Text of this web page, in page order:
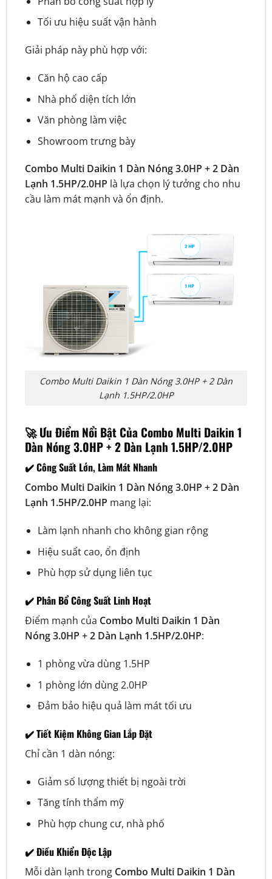
Tối ưu hiệu suất vận hành
Giải pháp này phù hợp với:
Căn hộ cao cấp
Nhà phố diện tích lớn
Văn phòng làm việc
Showroom trưng bày
Combo Multi Daikin 1 Dàn Nóng 3.0HP + 2 Dàn
Lạnh 1.5HP/2.0HP là lựa chọn lý tưởng cho nhu
cầu làm mát mạnh và ổn định.
Combo Multi Daikin 1 Dàn Nóng 3.0HP + 2 Dàn
Lạnh 1.5HP/2.0HP
🚀 Ưu Điểm Nổi Bật Của Combo Multi Daikin 1
Dàn Nóng 3.0HP + 2 Dàn Lạnh 1.5HP/2.0HP
✔️ Công Suất Lớn, Làm Mát Nhanh
Combo Multi Daikin 1 Dàn Nóng 3.0HP + 2 Dàn
Lạnh 1.5HP/2.0HP mang lại:
Làm lạnh nhanh cho không gian rộng
Hiệu suất cao, ổn định
Phù hợp sử dụng liên tục
✔️ Phân Bổ Công Suất Linh Hoạt
Điểm mạnh của Combo Multi Daikin 1 Dàn
Nóng 3.0HP + 2 Dàn Lạnh 1.5HP/2.0HP:
1 phòng vừa dùng 1.5HP
1 phòng lớn dùng 2.0HP
Đảm bảo hiệu quả làm mát tối ưu
✔️ Tiết Kiệm Không Gian Lắp Đặt
Chỉ cần 1 dàn nóng:
Giảm số lượng thiết bị ngoài trời
Tăng tính thẩm mỹ
Phù hợp chung cư, nhà phố
✔️ Điều Khiển Độc Lập
Mỗi dàn lạnh trong Combo Multi Daikin 1 Dàn